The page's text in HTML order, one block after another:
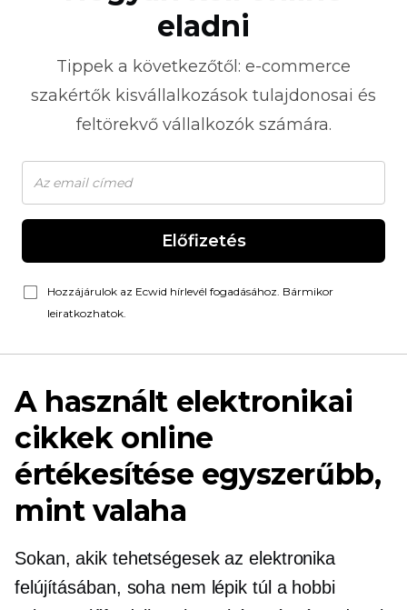
eladni
Tippek a következőtől: e-commerce
szakértők kisvállalkozások tulajdonosai és
feltörekvő vállalkozók számára.
Előfizetés
Hozzájárulok az Ecwid hírlevél fogadásához. Bármikor
leiratkozhatok.
A használt elektronikai
cikkek online
értékesítése egyszerűbb,
mint valaha
Sokan, akik tehetségesek az elektronika
felújításában, soha nem lépik túl a hobbi